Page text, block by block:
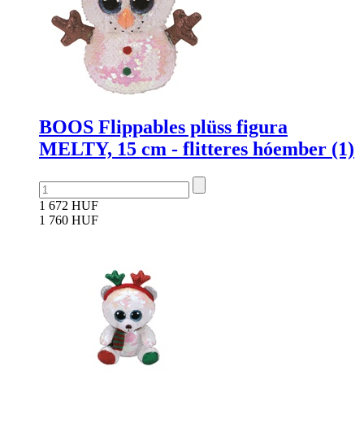
BOOS Flippables plüss figura
MELTY, 15 cm - flitteres hóember (1)
1 672 HUF
1 760 HUF